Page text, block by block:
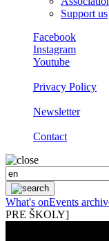
Support us
Facebook
Instagram
Youtube
Privacy Policy
Newsletter
Contact
What's onEvents
PRE ŠKOLY]